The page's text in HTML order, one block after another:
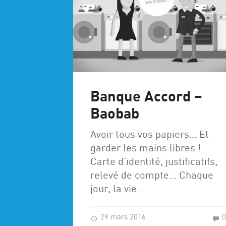
Banque Accord –
Baobab
Avoir tous vos papiers… Et
garder les mains libres !
Carte d’identité, justificatifs,
relevé de compte… Chaque
jour, la vie…
29 mars 2016 0